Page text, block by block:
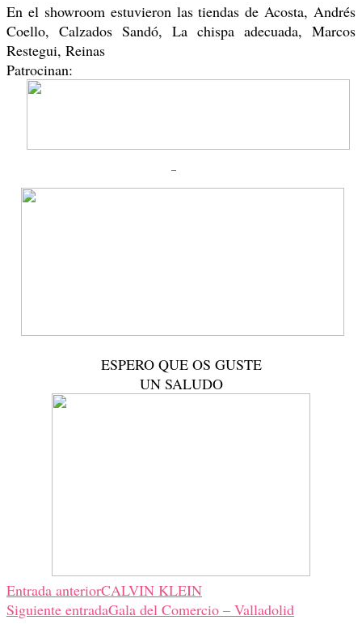
En el showroom estuvieron las tiendas de Acosta, Andrés
Coello, Calzados Sandó, La chispa adecuada, Marcos
Restegui, Reinas
Patrocinan:
ESPERO QUE OS GUSTE
UN SALUDO
Navegación
Entrada anteriorCALVIN KLEIN
Siguiente entradaGala del Comercio – Valladolid